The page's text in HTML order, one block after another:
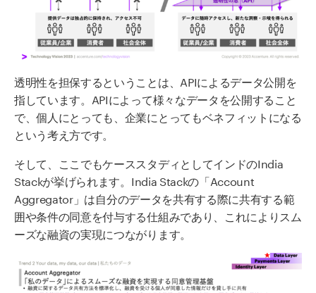
透明性を担保するということは、APIによるデータ公開を
指しています。APIによって様々なデータを公開すること
で、個人にとっても、企業にとってもベネフィットになる
という考え方です。
そして、ここでもケーススタディとしてインドのIndia
Stackが挙げられます。India Stackの「Account
Aggregator」は自分のデータを共有する際に共有する範
囲や条件の同意を付与する仕組みであり、これによりスム
ーズな融資の実現につながります。